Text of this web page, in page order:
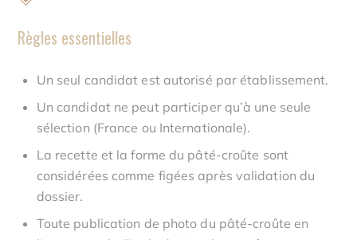
Règles essentielles
Un seul candidat est autorisé par établissement.
Un candidat ne peut participer qu’à une seule
sélection (France ou Internationale).
La recette et la forme du pâté-croûte sont
considérées comme figées après validation du
dossier.
Toute publication de photo du pâté-croûte en